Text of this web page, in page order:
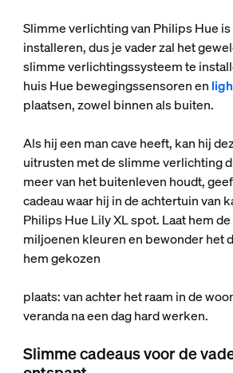
Slimme verlichting van Philips Hue
installeren, dus je vader zal het
slimme verlichtingssysteem te
huis Hue bewegingssensoren en
plaatsen, zowel binnen als buiten.
Als hij een man cave heeft, kan hij
uitrusten met de slimme verlichting
meer van het buitenleven houdt,
cadeau waar hij in de achtertuin van
Philips Hue Lily XL spot. Laat hem
miljoenen kleuren en bewonder het
hem gekozen
plaats: van achter het raam in de
veranda na een dag hard werken.
Slimme cadeaus voor de